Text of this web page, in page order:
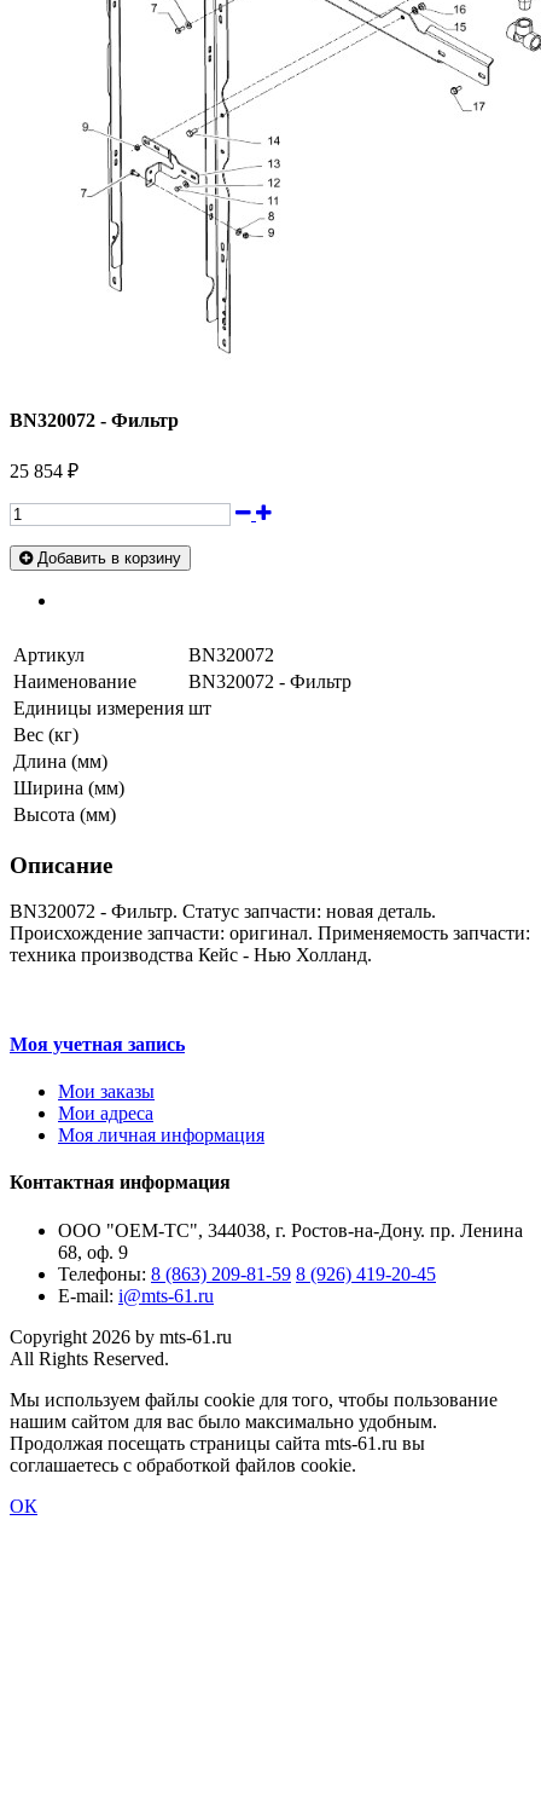
BN320072 - Фильтр
25 854 ₽
Добавить в корзину
Артикул
BN320072
Наименование
BN320072 - Фильтр
Единицы измерения шт
Вес (кг)
Длина (мм)
Ширина (мм)
Высота (мм)
Описание
BN320072 - Фильтр. Статус запчасти: новая деталь.
Происхождение запчасти: оригинал. Применяемость запчасти:
техника производства Кейс - Нью Холланд.
Моя учетная запись
Мои заказы
Мои адреса
Моя личная информация
Контактная информация
ООО "ОЕМ-ТС", 344038, г. Ростов-на-Дону. пр. Ленина
68, оф. 9
Телефоны: 8 (863) 209-81-59 8 (926) 419-20-45
E-mail: i@mts-61.ru
Copyright 2026 by mts-61.ru
All Rights Reserved.
Мы используем файлы cookie для того, чтобы пользование
нашим сайтом для вас было максимально удобным.
Продолжая посещать страницы сайта mts-61.ru вы
соглашаетесь с обработкой файлов cookie.
ОК